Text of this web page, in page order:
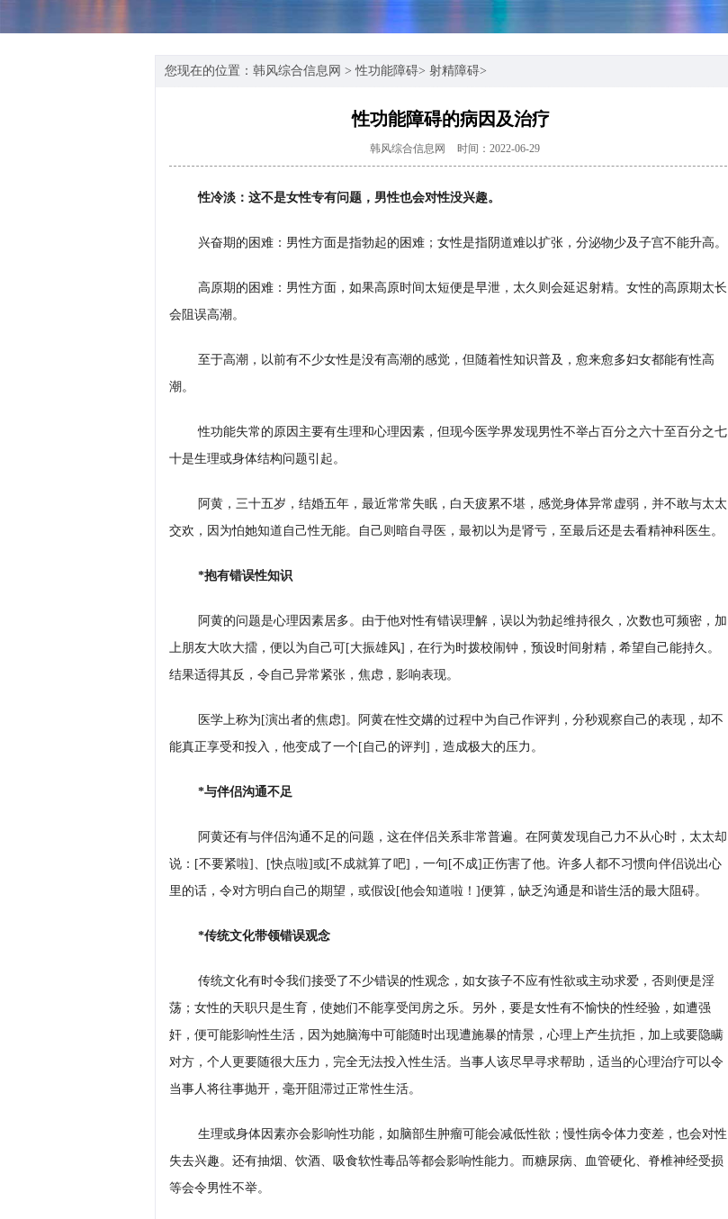
您现在的位置： 韩风综合信息网 >性功能障碍> 射精障碍>
性功能障碍的病因及治疗
韩风综合信息网 时间：2022-06-29
性冷淡：这不是女性专有问题，男性也会对性没兴趣。
兴奋期的困难：男性方面是指勃起的困难；女性是指阴道难以扩张，分泌物少及子宫不能升高。
高原期的困难：男性方面，如果高原时间太短便是早泄，太久则会延迟射精。女性的高原期太长
会阻误高潮。
至于高潮，以前有不少女性是没有高潮的感觉，但随着性知识普及，愈来愈多妇女都能有性高
潮。
性功能失常的原因主要有生理和心理因素，但现今医学界发现男性不举占百分之六十至百分之七
十是生理或身体结构问题引起。
阿黄，三十五岁，结婚五年，最近常常失眠，白天疲累不堪，感觉身体异常虚弱，并不敢与太太
交欢，因为怕她知道自己性无能。自己则暗自寻医，最初以为是肾亏，至最后还是去看精神科医生。
*抱有错误性知识
阿黄的问题是心理因素居多。由于他对性有错误理解，误以为勃起维持很久，次数也可频密，加
上朋友大吹大擂，便以为自己可[大振雄风]，在行为时拨校闹钟，预设时间射精，希望自己能持久。
结果适得其反，令自己异常紧张，焦虑，影响表现。
医学上称为[演出者的焦虑]。阿黄在性交媾的过程中为自己作评判，分秒观察自己的表现，却不
能真正享受和投入，他变成了一个[自己的评判]，造成极大的压力。
*与伴侣沟通不足
阿黄还有与伴侣沟通不足的问题，这在伴侣关系非常普遍。在阿黄发现自己力不从心时，太太却
说：[不要紧啦]、[快点啦]或[不成就算了吧]，一句[不成]正伤害了他。许多人都不习惯向伴侣说出心
里的话，令对方明白自己的期望，或假设[他会知道啦！]便算，缺乏沟通是和谐生活的最大阻碍。
*传统文化带领错误观念
传统文化有时令我们接受了不少错误的性观念，如女孩子不应有性欲或主动求爱，否则便是淫
荡；女性的天职只是生育，使她们不能享受闰房之乐。另外，要是女性有不愉快的性经验，如遭强
奸，便可能影响性生活，因为她脑海中可能随时出现遭施暴的情景，心理上产生抗拒，加上或要隐瞒
对方，个人更要随很大压力，完全无法投入性生活。当事人该尽早寻求帮助，适当的心理治疗可以令
当事人将往事抛开，毫开阻滞过正常性生活。
生理或身体因素亦会影响性功能，如脑部生肿瘤可能会减低性欲；慢性病令体力变差，也会对性
失去兴趣。还有抽烟、饮酒、吸食软性毒品等都会影响性能力。而糖尿病、血管硬化、脊椎神经受损
等会令男性不举。